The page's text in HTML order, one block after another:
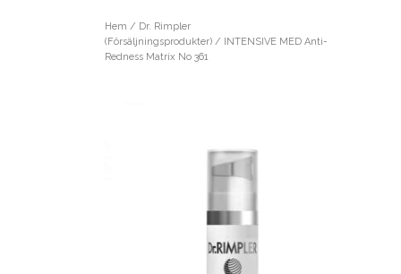
Hem / Dr. Rimpler
(Försäljningsprodukter)/ INTENSIVE MED Anti-
Redness Matrix No 361